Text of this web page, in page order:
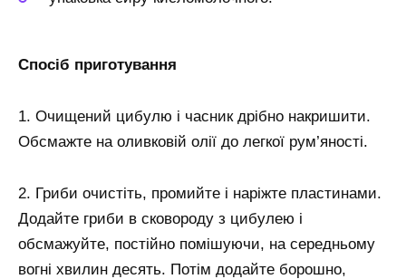
Спосіб приготування
1. Очищений цибулю і часник дрібно накришити.
Обсмажте на оливковій олії до легкої рум’яності.
2. Гриби очистіть, промийте і наріжте пластинами.
Додайте гриби в сковороду з цибулею і
обсмажуйте, постійно помішуючи, на середньому
вогні хвилин десять. Потім додайте борошно,